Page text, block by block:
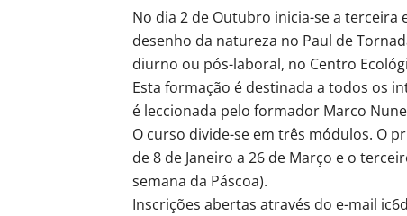
No dia 2 de Outubro inicia-se a
desenho da natureza no Paul de
diurno ou pós-laboral, no Centro
Esta formação é destinada a todos os
é leccionada pelo formador Marco
O curso divide-se em três módulos. O
de 8 de Janeiro a 26 de Março e o
semana da Páscoa).
Inscrições abertas através do e-mail